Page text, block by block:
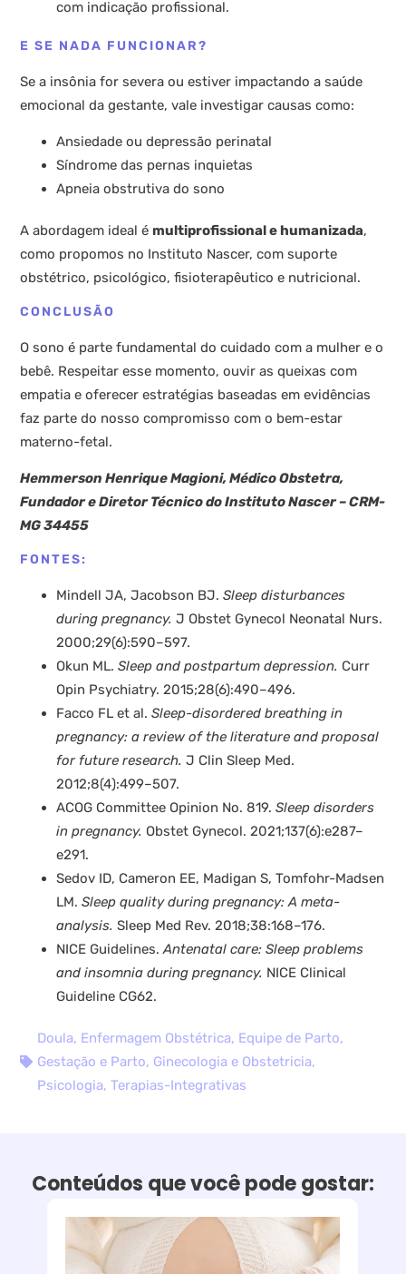
com indicação profissional.
E SE NADA FUNCIONAR?
Se a insônia for severa ou estiver impactando a saúde
emocional da gestante, vale investigar causas como:
Ansiedade ou depressão perinatal
Síndrome das pernas inquietas
Apneia obstrutiva do sono
A abordagem ideal émultiprofissional e humanizada,
como propomos no Instituto Nascer, com suporte
obstétrico, psicológico, fisioterapêutico e nutricional.
CONCLUSÃO
O sono é parte fundamental do cuidado com a mulher e o
bebê. Respeitar esse momento, ouvir as queixas com
empatia e oferecer estratégias baseadas em evidências
faz parte do nosso compromisso com o bem-estar
materno-fetal.
Hemmerson Henrique Magioni, Médico Obstetra,
Fundador e Diretor Técnico do Instituto Nascer – CRM-
MG 34455
FONTES:
Mindell JA, Jacobson BJ.Sleep disturbances
during pregnancy. J Obstet Gynecol Neonatal Nurs.
2000;29(6):590–597.
Okun ML.Sleep and postpartum depression. Curr
Opin Psychiatry. 2015;28(6):490–496.
Facco FL et al.Sleep-disordered breathing in
pregnancy: a review of the literature and proposal
for future research. J Clin Sleep Med.
2012;8(4):499–507.
ACOG Committee Opinion No. 819.Sleep disorders
in pregnancy. Obstet Gynecol. 2021;137(6):e287–
e291.
Sedov ID, Cameron EE, Madigan S, Tomfohr-Madsen
LM.Sleep quality during pregnancy: A meta-
analysis. Sleep Med Rev. 2018;38:168–176.
NICE Guidelines.Antenatal care: Sleep problems
and insomnia during pregnancy. NICE Clinical
Guideline CG62.
Doula, Enfermagem Obstétrica, Equipe de Parto,
Gestação e Parto, Ginecologia e Obstetricia,
Psicologia,Terapias-Integrativas
Conteúdos que você pode gostar: